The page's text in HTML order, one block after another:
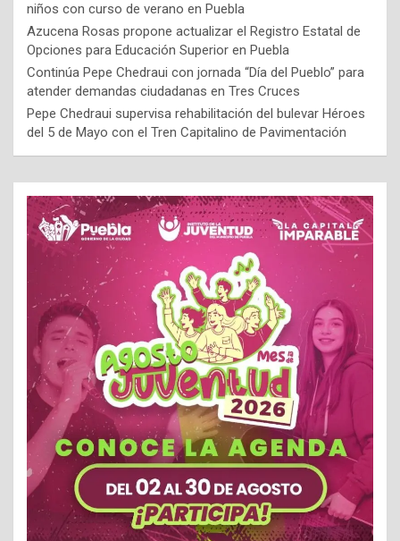
niños con curso de verano en Puebla
Azucena Rosas propone actualizar el Registro Estatal de
Opciones para Educación Superior en Puebla
Continúa Pepe Chedraui con jornada “Día del Pueblo” para
atender demandas ciudadanas en Tres Cruces
Pepe Chedraui supervisa rehabilitación del bulevar Héroes
del 5 de Mayo con el Tren Capitalino de Pavimentación